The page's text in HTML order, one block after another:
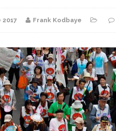
[ 7 février 2026 ]
[ 6 février 2026 ]
l’AVC chez
Frank Kodbaye